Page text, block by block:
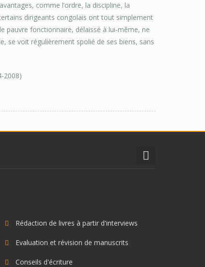
comme l’ordre, la discipline, la
dirigeants congolais ont tout simplement
pauvre fonctionnaire, délaissé à lui-même, ne
se voit régulièrement spolié de ses biens, sans
2008)
Rédaction de livres à partir d'interviews
Evaluation et révision de manuscrits
Conseils d'écriture